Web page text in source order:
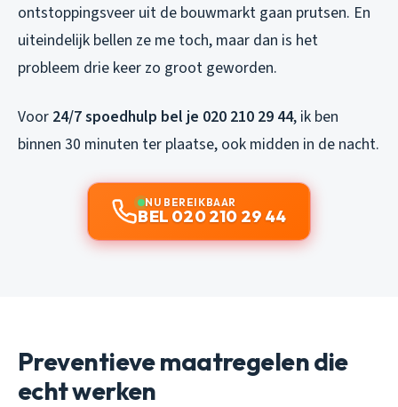
ontstoppingsveer uit de bouwmarkt gaan prutsen. En
uiteindelijk bellen ze me toch, maar dan is het
probleem drie keer zo groot geworden.
Voor 24/7 spoedhulp bel je 020 210 29 44, ik ben
binnen 30 minuten ter plaatse, ook midden in de nacht.
NU BEREIKBAAR
BEL 020 210 29 44
Preventieve maatregelen die
echt werken